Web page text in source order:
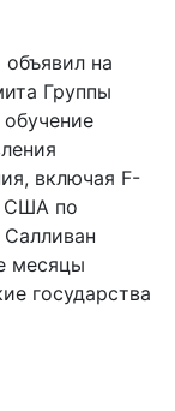
на
Группы
включая F-
США по
месяцы
государства